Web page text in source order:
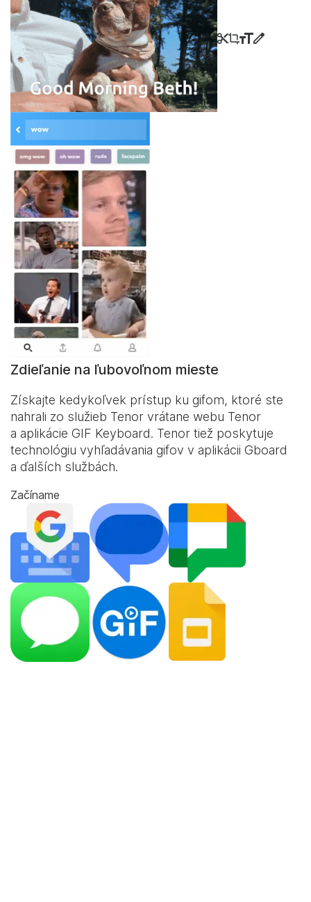
Zdieľanie na ľubovoľnom mieste
Získajte kedykoľvek prístup ku gifom, ktoré ste
nahrali zo služieb Tenor vrátane webu Tenor
a aplikácie GIF Keyboard. Tenor tiež poskytuje
technológiu vyhľadávania gifov v aplikácii Gboard
a ďalších službách.
Začíname